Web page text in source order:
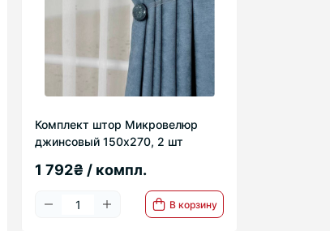
Комплект штор Микровелюр
джинсовый 150х270, 2 шт
1 792₴ / компл.
В корзину